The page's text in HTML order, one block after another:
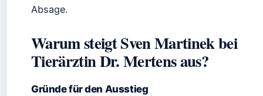
Absage.
Warum steigt Sven Martinek bei
Tierärztin Dr. Mertens aus?
Gründe für den Ausstieg